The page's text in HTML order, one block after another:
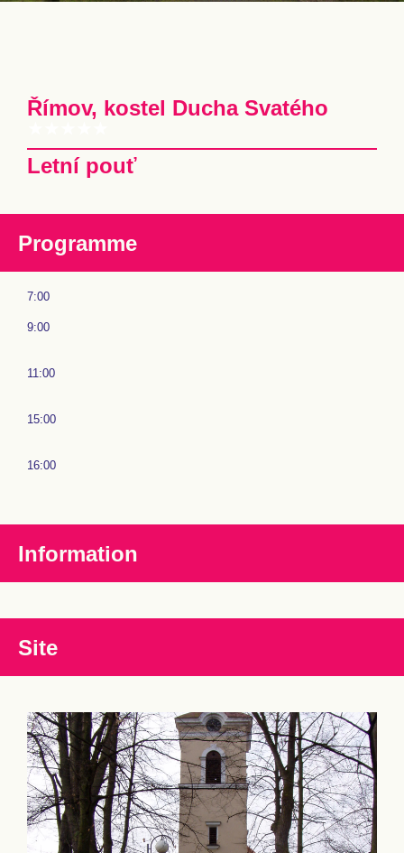
Římov, kostel Ducha Svatého
Letní pouť
Programme
7:00
9:00
11:00
15:00
16:00
Information
Site